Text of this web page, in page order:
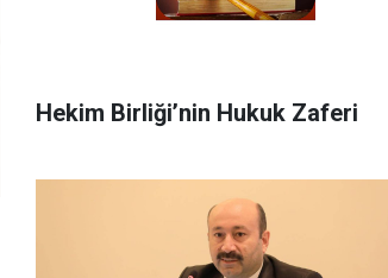
Hekim Birliği’nin Hukuk Zaferi